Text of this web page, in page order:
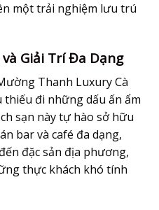
một trải nghiệm lưu trú
Giải Trí Đa Dạng
Thanh Luxury Cà
đi những dấu ấn ẩm
sạn này tự hào sở hữu
bar và café đa dạng,
đặc sản địa phương,
thực khách khó tính